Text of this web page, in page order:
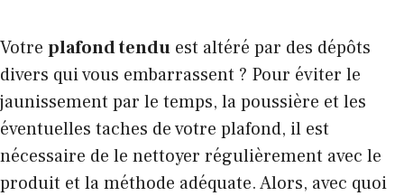
Votre plafond tendu est altéré par des dépôts
divers qui vous embarrassent ? Pour éviter le
jaunissement par le temps, la poussière et les
éventuelles taches de votre plafond, il est
nécessaire de le nettoyer régulièrement avec le
produit et la méthode adéquate. Alors, avec quoi